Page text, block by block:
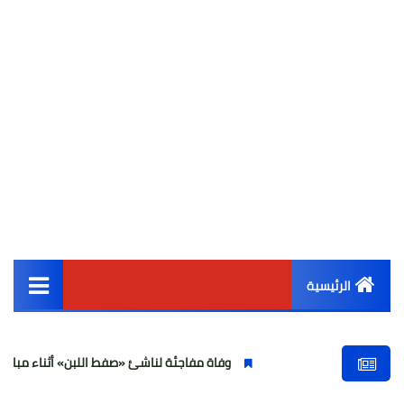
الرئيسية
أخبار مصر
وفاة مفاجئة لناشئ «صفط اللبن» أثناء مباراة في الجيزة